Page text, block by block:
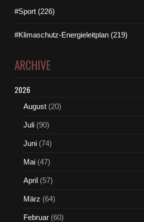
#Sport (226)
#Klimaschutz-Energieleitplan (219)
ARCHIVE
2026
August (20)
Juli (90)
Juni (74)
Mai (47)
April (57)
März (64)
Februar (60)